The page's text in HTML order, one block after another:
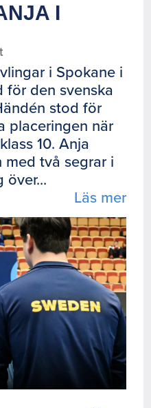
I
i Spokane i
för den svenska
stod för
placeringen när
10. Anja
två segrar i
Läs mer